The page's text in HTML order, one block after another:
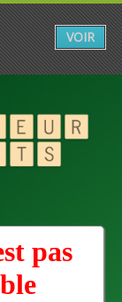
pas
VOIR